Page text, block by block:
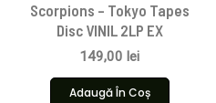
Scorpions ‎– Tokyo Tapes
Disc VINIL 2LP EX
149,00 lei
Adaugă În Coș